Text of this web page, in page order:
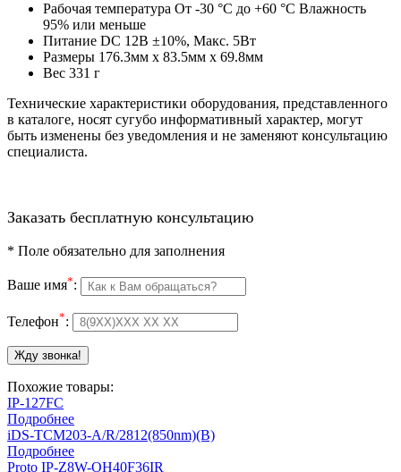
Рабочая температура От -30 °C до +60 °C Влажность
95% или меньше
Питание DC 12В ±10%, Maкс. 5Вт
Размеры 176.3мм x 83.5мм x 69.8мм
Вес 331 г
Технические характеристики оборудования, представленного
в каталоге, носят сугубо информативный характер, могут
быть изменены без уведомления и не заменяют консультацию
специалиста.
Заказать бесплатную консультацию
* Поле обязательно для заполнения
Ваше имя*:
Телефон*:
Похожие товары:
IP-127FC
Подробнее
iDS-TCM203-A/R/2812(850nm)(B)
Подробнее
Proto IP-Z8W-OH40F36IR